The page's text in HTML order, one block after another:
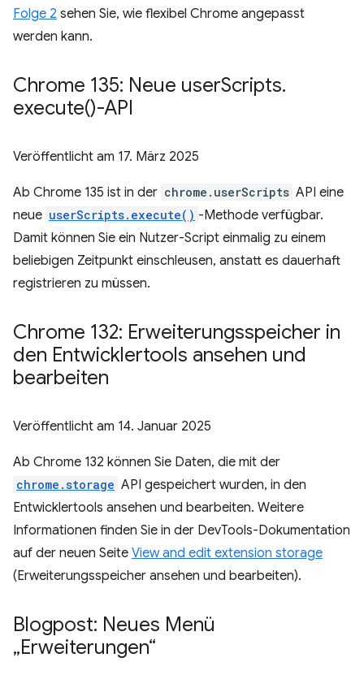
Folge 2 sehen Sie, wie flexibel Chrome angepasst
werden kann.
Chrome 135: Neue userScripts.
execute()-API
Veröffentlicht am 17. März 2025
Ab Chrome 135 ist in der chrome.userScripts API eine
neue userScripts.execute() -Methode verfügbar.
Damit können Sie ein Nutzer-Script einmalig zu einem
beliebigen Zeitpunkt einschleusen, anstatt es dauerhaft
registrieren zu müssen.
Chrome 132: Erweiterungsspeicher in
den Entwicklertools ansehen und
bearbeiten
Veröffentlicht am 14. Januar 2025
Ab Chrome 132 können Sie Daten, die mit der
chrome.storage API gespeichert wurden, in den
Entwicklertools ansehen und bearbeiten. Weitere
Informationen finden Sie in der DevTools-Dokumentation
auf der neuen Seite View and edit extension storage
(Erweiterungsspeicher ansehen und bearbeiten).
Blogpost: Neues Menü
„Erweiterungen“